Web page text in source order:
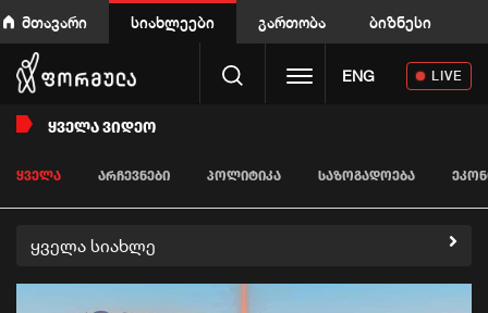
მთავარი სიახლეები გართობა ბიზნესი
Toggle navigation
ENG LIVE
ᲧᲕᲔᲚᲐ ᲕᲘᲓᲔᲝ
ᲧᲕᲔᲚᲐ ᲐᲠᲩᲔᲕᲜᲔᲑᲘ ᲞᲝᲚᲘᲢᲘᲙᲐ ᲡᲐᲖᲝᲒᲐᲓᲝᲔᲑᲐ
ყველა სიახლე